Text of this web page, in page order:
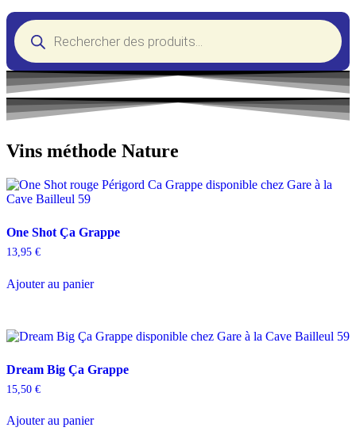
Recherche
de
produits
Vins méthode Nature
One Shot Ça Grappe
13,95 €
Ajouter au panier
Dream Big Ça Grappe
15,50 €
Ajouter au panier